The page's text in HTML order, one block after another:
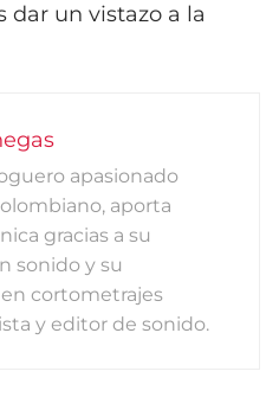
dar un vistazo a la
apasionado
aporta
gracias a su
sonido y su
cortometrajes
y editor de sonido.